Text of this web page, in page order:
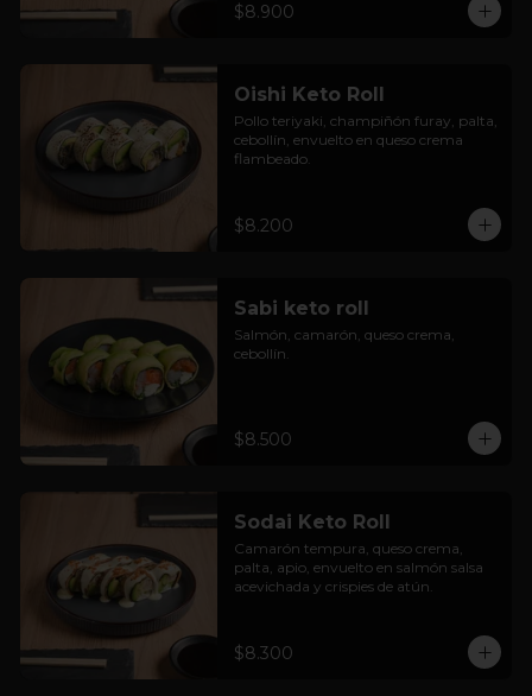
$8.900
Oishi Keto Roll
Pollo teriyaki, champiñón furay, palta,
cebollín, envuelto en queso crema
flambeado.
$8.200
Sabi keto roll
Salmón, camarón, queso crema,
cebollín.
$8.500
Sodai Keto Roll
Camarón tempura, queso crema,
palta, apio, envuelto en salmón salsa
acevichada y crispies de atún.
$8.300